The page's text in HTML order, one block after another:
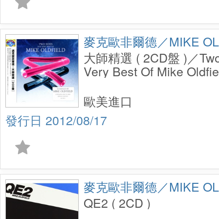
麥克歐非爾德／MIKE
大師精選 ( 2CD盤 )／
Very Best Of Mike
2012/08/17
歐美進口
麥克歐非爾德／MIKE
QE2 ( 2CD )